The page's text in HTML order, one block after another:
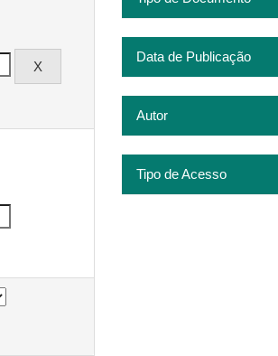
Data de Publicação
Autor
Tipo de Acesso